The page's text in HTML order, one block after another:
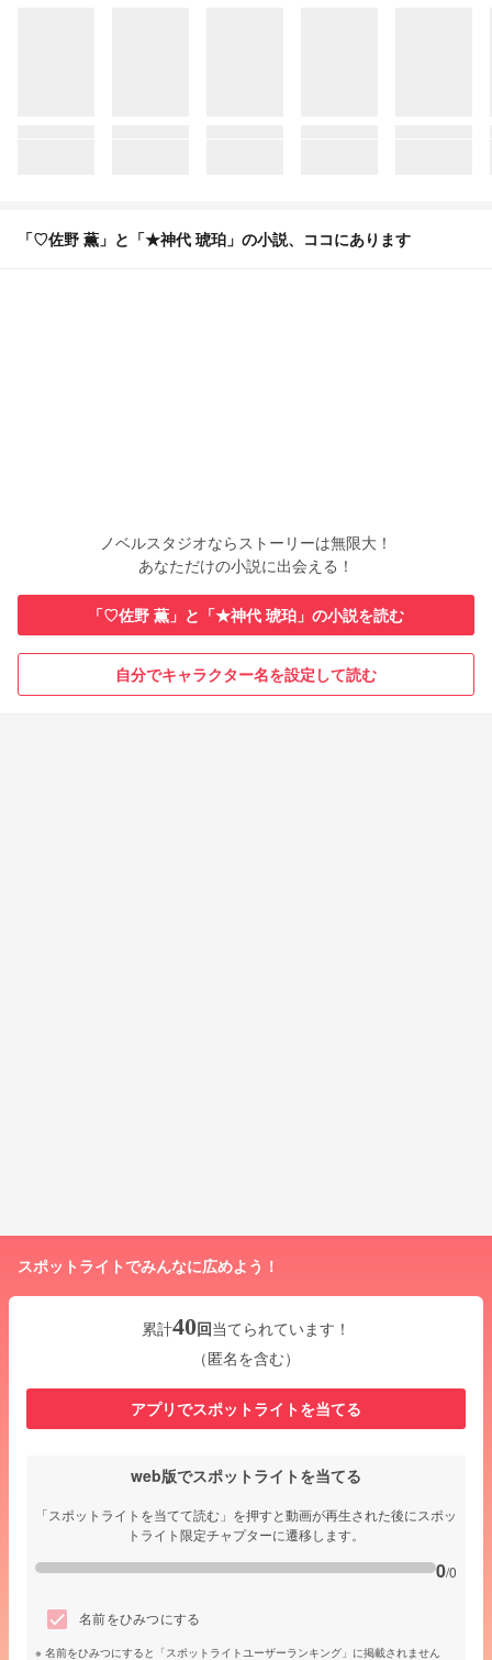
「♡佐野 薫」と「★神代 琥珀」の小説、ココにあります
ノベルスタジオならストーリーは無限大！
あなただけの小説に出会える！
「♡佐野 薫」と「★神代 琥珀」の小説を読む
自分でキャラクター名を設定して読む
スポットライトでみんなに広めよう！
累計40回当てられています！
（匿名を含む）
アプリでスポットライトを当てる
web版でスポットライトを当てる
「スポットライトを当てて読む」を押すと動画が再生された後にスポッ
トライト限定チャプターに遷移します。
0/0
名前をひみつにする
名前をひみつにすると「スポットライトユーザーランキング」に掲載されません